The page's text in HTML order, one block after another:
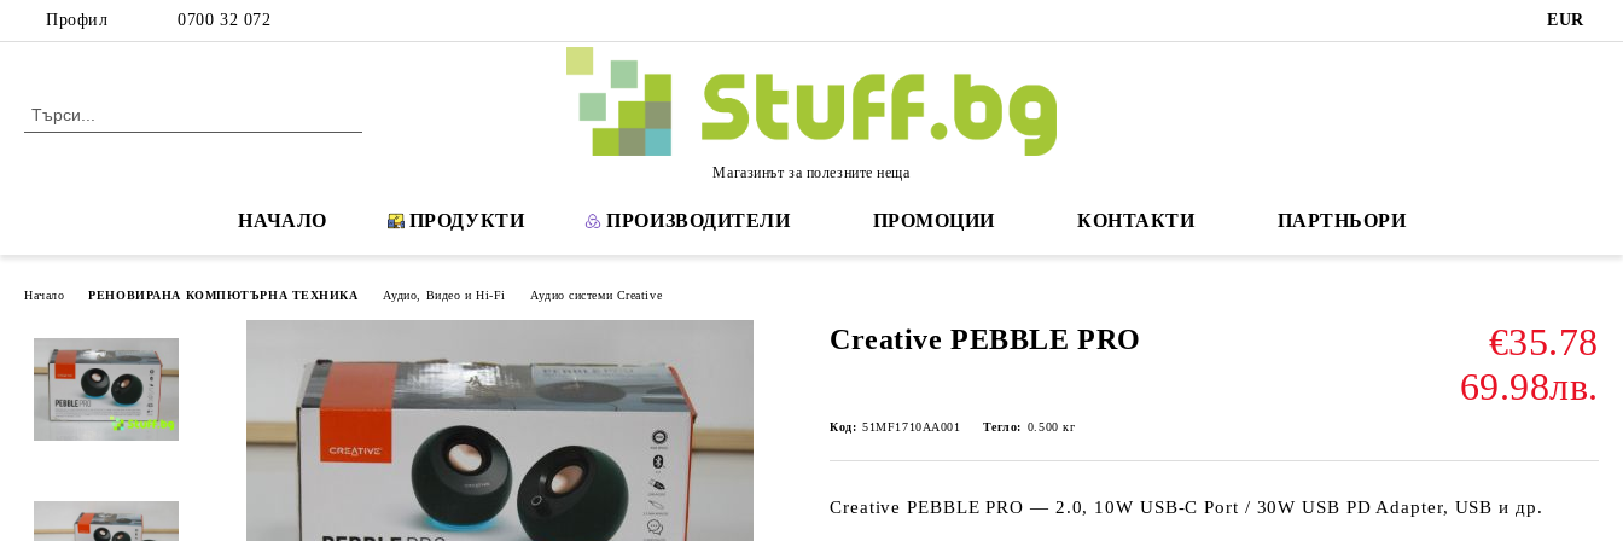
Профил 0700 32 072 EUR
Магазинът за полезните неща
НАЧАЛО ПРОДУКТИ ПРОИЗВОДИТЕЛИ ПРОМОЦИИ КОНТАКТИ ПАРТНЬОРИ
Начало РЕНОВИРАНА КОМПЮТЪРНА ТЕХНИКА Аудио, Видео и Hi-Fi Аудио системи Creative
Creative PEBBLE PRO
€35.78
69.98лв.
Код: 51MF1710AA001 Тегло: 0.500 кг
Creative PEBBLE PRO — 2.0, 10W USB-C Port / 30W USB PD Adapter, USB и др.